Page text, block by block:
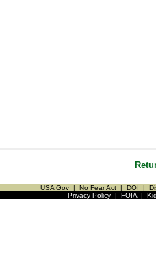
USA Gov | No Fear Act | DOI |
Privacy Policy| FOIA|